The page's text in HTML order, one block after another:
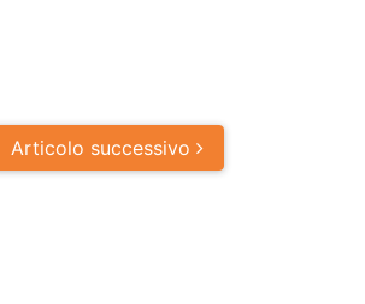
Articolo successivo